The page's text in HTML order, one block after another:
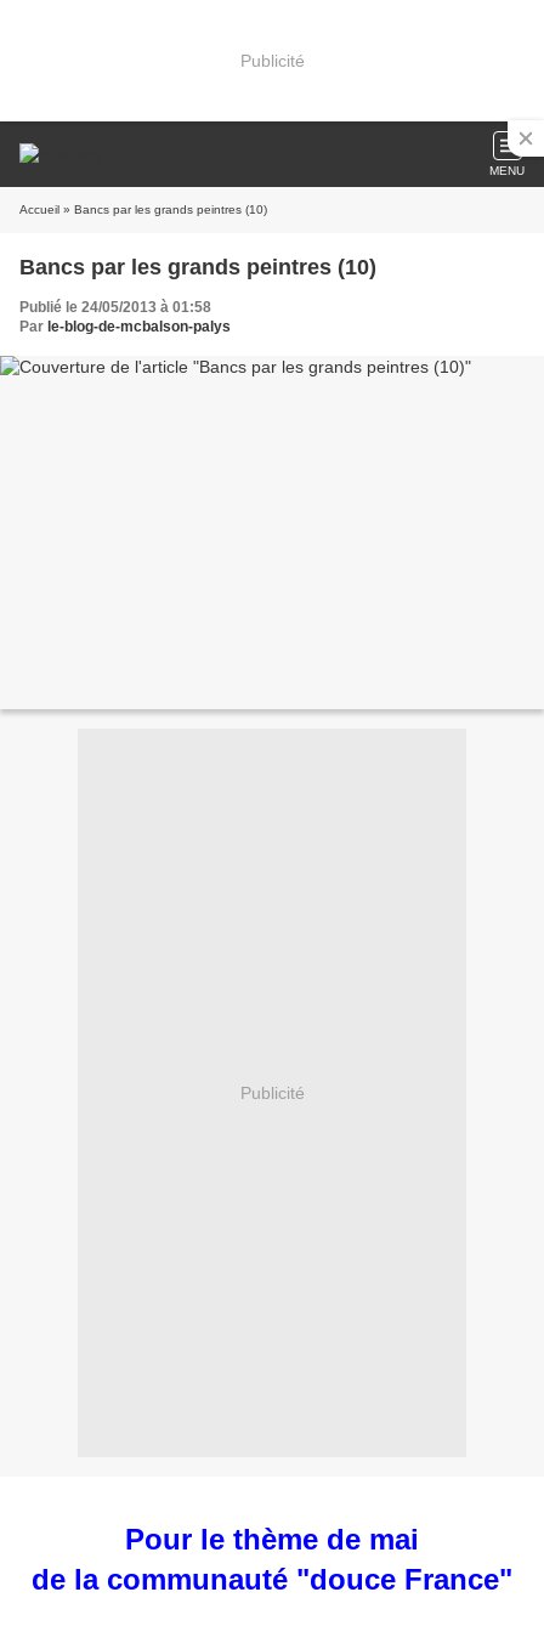
Publicité
MENU
Accueil » Bancs par les grands peintres (10)
Bancs par les grands peintres (10)
Publié le 24/05/2013 à 01:58
Par le-blog-de-mcbalson-palys
Publicité
Pour le thème de mai
de la communauté "douce France"